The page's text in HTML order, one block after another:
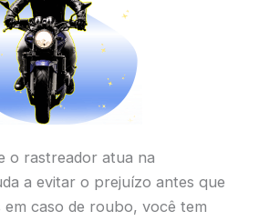
o rastreador atua na
a evitar o prejuízo antes que
caso de roubo, você tem